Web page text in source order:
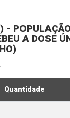
-
A DOSE
Quantidade